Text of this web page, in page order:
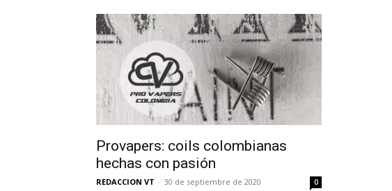
Provapers: coils colombianas
hechas con pasión
REDACCION VT - 30 de septiembre de 2020 0